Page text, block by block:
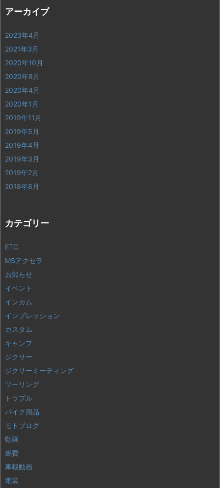
アーカイブ
2023年4月
2021年3月
2020年10月
2020年8月
2020年4月
2020年1月
2019年11月
2019年5月
2019年4月
2019年3月
2019年2月
2018年8月
カテゴリー
ETC
MSアクセラ
お知らせ
イベント
インカム
インプレッション
カスタム
キャンプ
ジクサー
ジクサーミーティング
ツーリング
トラブル
バイク用品
モトブログ
動画
燃費
車載動画
電装